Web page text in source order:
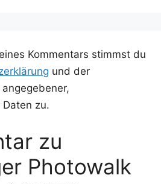
Kommentars stimmst du
und der
zu.
zu
Photowalk